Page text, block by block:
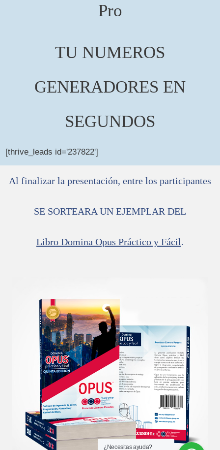
Pro
TU NUMEROS
GENERADORES EN
SEGUNDOS
[thrive_leads id='237822']
Al finalizar la presentación, entre los participantes
SE SORTEARA UN EJEMPLAR DEL
Libro Domina Opus Práctico y Fácil.
¿Necesitas ayuda?